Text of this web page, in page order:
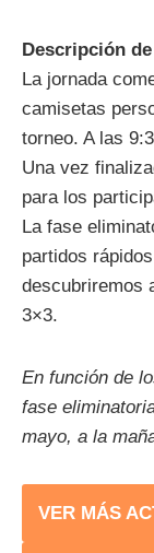
Descripción
La jornada
camisetas
torneo. A las
Una vez
para los
La fase
partidos
descubriremos
3×3.
En función de
fase
mayo, a la
VER MÁS